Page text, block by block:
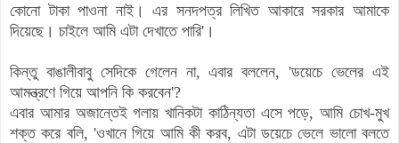
কোনো টাকা পাওনা নাই। এর সনদপত্র লিখিত আকারে সরকার আমাকে
দিয়েছে। চাইলে আমি এটা দেখাতে পারি'।
কিন্তু বাঙালীবাবু সেদিকে গেলেন না, এবার বললেন, 'ডয়েচে ভেলের এই
আমন্ত্রণে গিয়ে আপনি কি করবেন'?
এবার আমার অজান্তেই গলায় খানিকটা কাঠিন্যতা এসে পড়ে, আমি চোখ-মুখ
শক্ত করে বলি, 'ওখানে গিয়ে আমি কী করব, এটা ডয়েচে ভেলে ভালো বলতে